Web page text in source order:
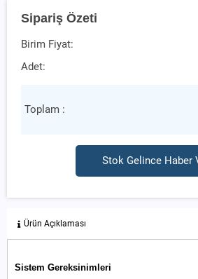
Sipariş Özeti
Birim Fiyat:
Adet:
Toplam :
Stok Gelince Haber
Ürün Açıklaması
Sistem Gereksinimleri